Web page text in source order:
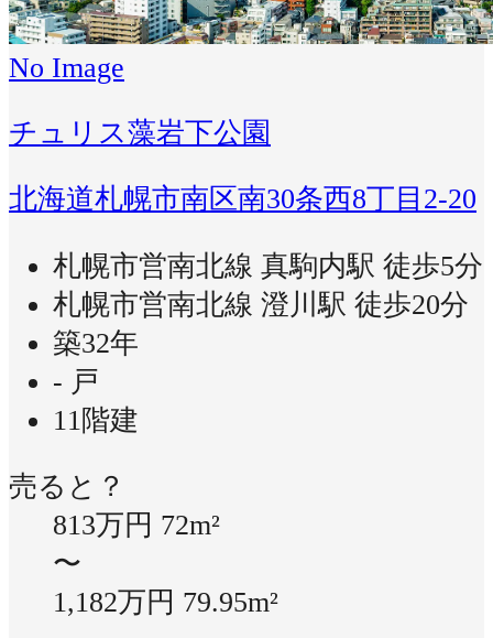
No Image
チュリス藻岩下公園
北海道札幌市南区南30条西8丁目2-20
札幌市営南北線 真駒内駅 徒歩5分
札幌市営南北線 澄川駅 徒歩20分
築32年
- 戸
11階建
売ると？
813万円 72m²
〜
1,182万円 79.95m²